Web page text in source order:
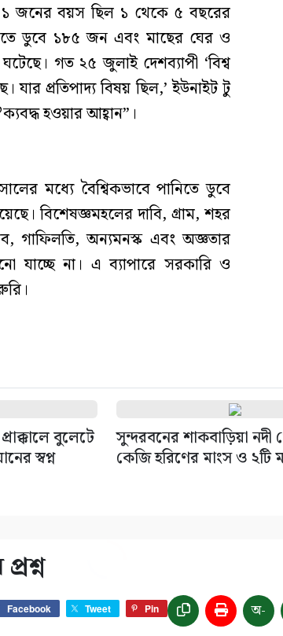
জনের বয়স ছিল ১ থেকে ৫ বছরের
ডুবে ১৮৫ জন এবং মাছের ঘের ও
গত ২৫ জুলাই দেশব্যাপী ‘বিশ্ব
যার প্রতিপাদ্য বিষয় ছিল,’ ইউনাইট টু
হওয়ার আহ্বান”।
মধ্যে বৈশ্বিকভাবে পানিতে ডুবে
বিশেষজ্ঞমহলের দাবি, গ্রাম, শহর
গাফিলতি, অন্যমনস্ক এবং অজ্ঞতার
যাচ্ছে না। এ ব্যাপারে সরকারি ও
বুলেটে
স্বপ্ন
সুন্দরবনের শাকবাড়িয়া নদী
কেজি হরিণের মাংস ও ২টি
Facebook Tweet Pin অ-